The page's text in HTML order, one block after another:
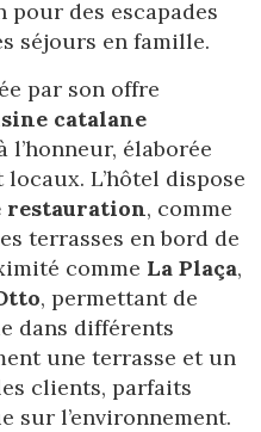
pour des escapades
séjours en famille.
par son offre
catalane
l’honneur, élaborée
L’hôtel dispose
restauration, comme
terrasses en bord de
comme La Plaça,
, permettant de
dans différents
une terrasse et un
clients, parfaits
sur l’environnement.
Toujours actif